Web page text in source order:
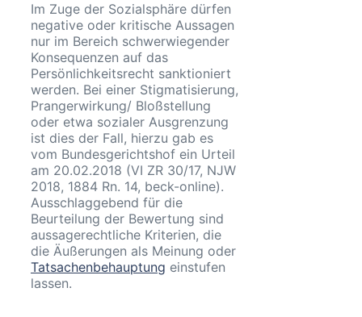
Im Zuge der Sozialsphäre dürfen
negative oder kritische Aussagen
nur im Bereich schwerwiegender
Konsequenzen auf das
Persönlichkeitsrecht sanktioniert
werden. Bei einer Stigmatisierung,
Prangerwirkung/ Bloßstellung
oder etwa sozialer Ausgrenzung
ist dies der Fall, hierzu gab es
vom Bundesgerichtshof ein Urteil
am 20.02.2018 (VI ZR 30/17, NJW
2018, 1884 Rn. 14, beck-online).
Ausschlaggebend für die
Beurteilung der Bewertung sind
aussagerechtliche Kriterien, die
die Äußerungen als Meinung oder
Tatsachenbehauptung einstufen
lassen.